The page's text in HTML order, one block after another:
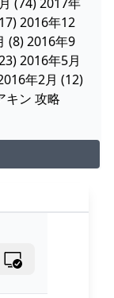
2016年12
(8) 2016年9
2016年5月
年2月 (12)
キン 攻略